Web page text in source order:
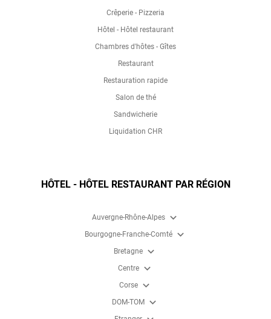
Crêperie - Pizzeria
Hôtel - Hôtel restaurant
Chambres d'hôtes - Gîtes
Restaurant
Restauration rapide
Salon de thé
Sandwicherie
Liquidation CHR
HÔTEL - HÔTEL RESTAURANT PAR RÉGION
Auvergne-Rhône-Alpes expand_more
Bourgogne-Franche-Comté expand_more
Bretagne expand_more
Centre expand_more
Corse expand_more
DOM-TOM expand_more